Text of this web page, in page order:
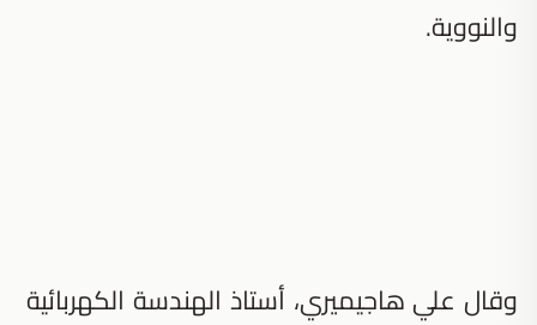
والنووية.
وقال علي هاجيميري، أستاذ الهندسة الكهربائية